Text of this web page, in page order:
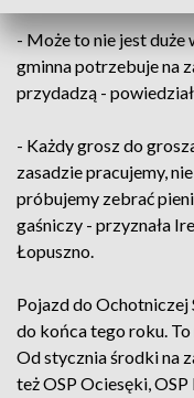
- Może to nie jest duże
gminna potrzebuje na
przydadzą -
- Każdy grosz do
zasadzie pracujemy,
próbujemy zebrać
gaśniczy - przyznała
Łopuszno.
Pojazd do Ochotniczej
do końca tego roku.
Od stycznia środki na
też OSP Ociesęki,